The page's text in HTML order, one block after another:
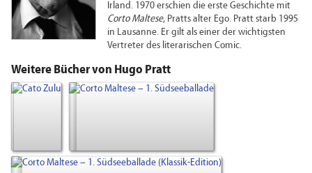
Irland. 1970 erschien die erste Geschichte mit
Corto Maltese, Pratts alter Ego. Pratt starb 1995
in Lausanne. Er gilt als einer der wichtigsten
Vertreter des literarischen Comic.
Weitere Bücher von Hugo Pratt